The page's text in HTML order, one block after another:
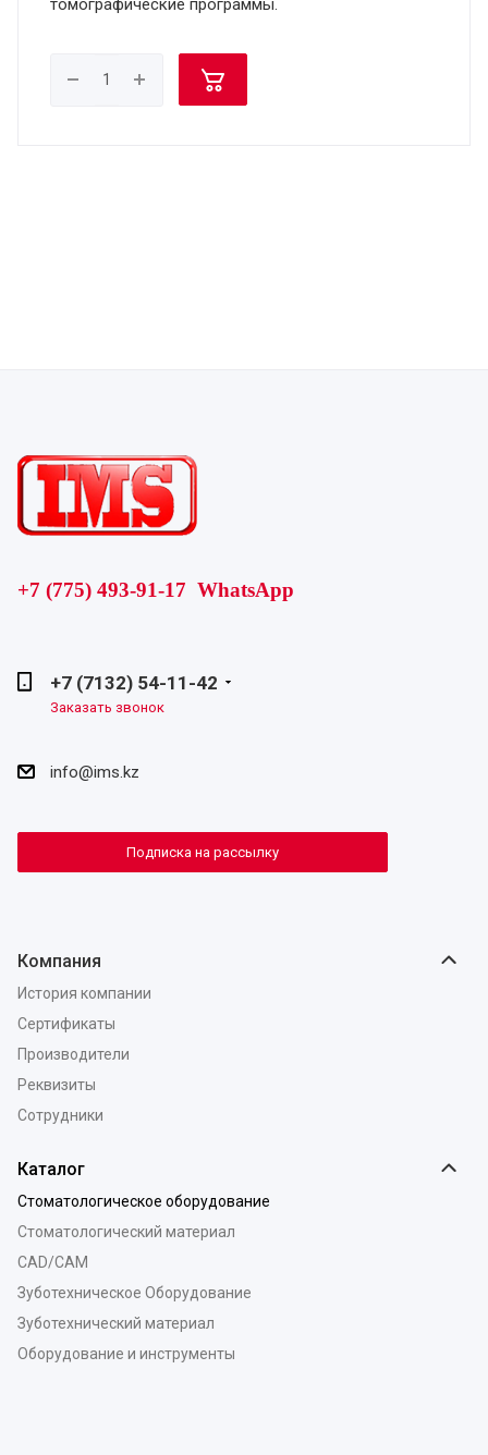
томографические программы.
+7 (775) 493-91-17 WhatsApp
+7 (7132) 54-11-42
Заказать звонок
info@ims.kz
Подписка на рассылку
Компания
История компании
Сертификаты
Производители
Реквизиты
Сотрудники
Каталог
Стоматологическое оборудование
Стоматологический материал
CAD/CAM
Зуботехническое Оборудование
Зуботехнический материал
Оборудование и инструменты